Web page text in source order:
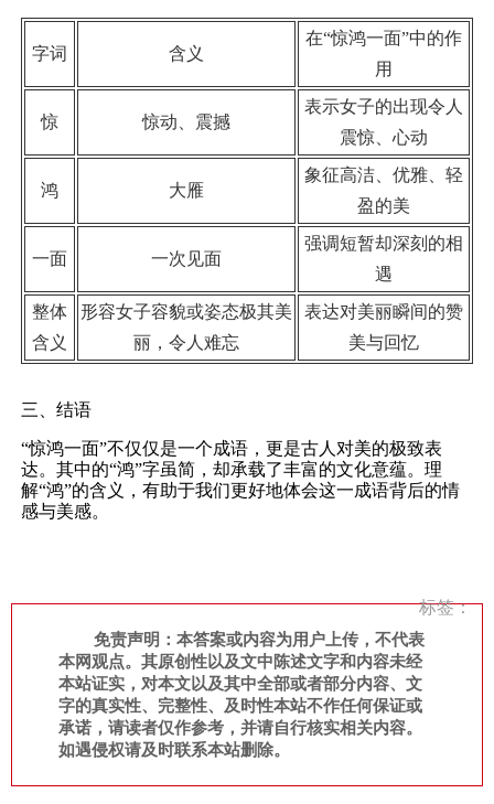
字词 含义
在“惊鸿一面”中的作
用
惊 惊动、震撼
表示女子的出现令人
震惊、心动
鸿 大雁
象征高洁、优雅、轻
盈的美
一面 一次见面
强调短暂却深刻的相
遇
整体
含义
形容女子容貌或姿态极其美
丽，令人难忘
表达对美丽瞬间的赞
美与回忆
三、结语
“惊鸿一面”不仅仅是一个成语，更是古人对美的极致表
达。其中的“鸿”字虽简，却承载了丰富的文化意蕴。理
解“鸿”的含义，有助于我们更好地体会这一成语背后的情
感与美感。
标签：
免责声明：本答案或内容为用户上传，不代表
本网观点。其原创性以及文中陈述文字和内容未经
本站证实，对本文以及其中全部或者部分内容、文
字的真实性、完整性、及时性本站不作任何保证或
承诺，请读者仅作参考，并请自行核实相关内容。
如遇侵权请及时联系本站删除。